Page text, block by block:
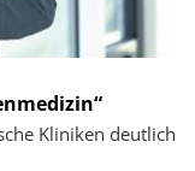
Kliniken deutlich